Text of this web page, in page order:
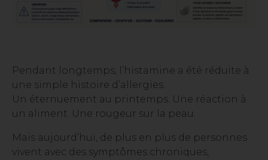
Pendant longtemps, l’histamine a été réduite à
une simple histoire d’allergies.
Un éternuement au printemps. Une réaction à
un aliment. Une rougeur sur la peau.
Mais aujourd’hui, de plus en plus de personnes
vivent avec des symptômes chroniques,